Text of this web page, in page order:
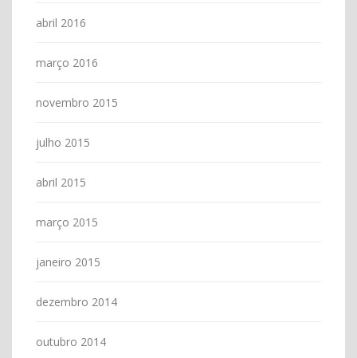
abril 2016
março 2016
novembro 2015
julho 2015
abril 2015
março 2015
janeiro 2015
dezembro 2014
outubro 2014